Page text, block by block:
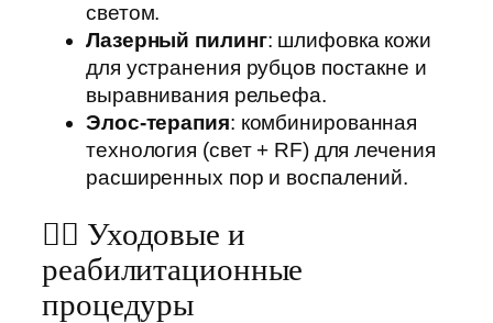
светом.
Лазерный пилинг: шлифовка кожи
для устранения рубцов постакне и
выравнивания рельефа.
Элос-терапия: комбинированная
технология (свет + RF) для лечения
расширенных пор и воспалений.
💆‍♀️ Уходовые и
реабилитационные
процедуры